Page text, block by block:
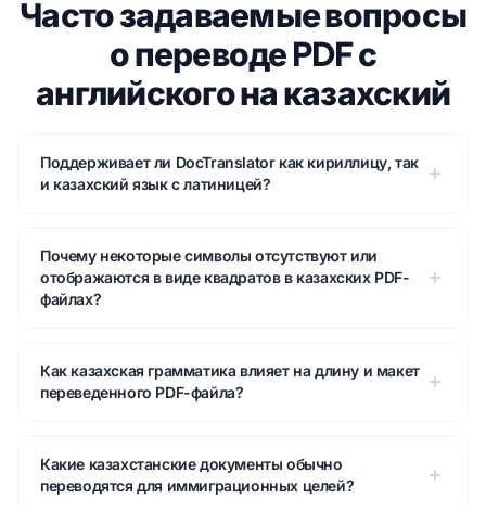
Часто задаваемые вопросы
о переводе PDF с
английского на казахский
Поддерживает ли DocTranslator как кириллицу, так
и казахский язык с латиницей?
Почему некоторые символы отсутствуют или
отображаются в виде квадратов в казахских PDF-
файлах?
Как казахская грамматика влияет на длину и макет
переведенного PDF-файла?
Какие казахстанские документы обычно
переводятся для иммиграционных целей?